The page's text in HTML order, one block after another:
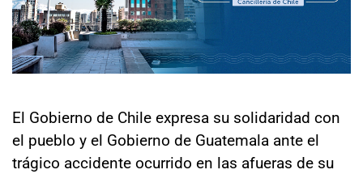
Sala de prensa
El Gobierno de Chile expresa su solidaridad con
el pueblo y el Gobierno de Guatemala ante el
trágico accidente ocurrido en las afueras de su